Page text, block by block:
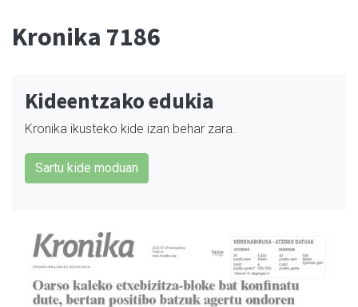
Kronika 7186
Kideentzako edukia
Kronika ikusteko kide izan behar zara.
Sartu kide moduan